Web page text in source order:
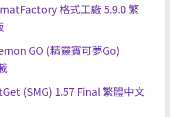
格式工廠 5.9.0 繁
GO (精靈寶可夢Go)
(SMG) 1.57 Final 繁體中文